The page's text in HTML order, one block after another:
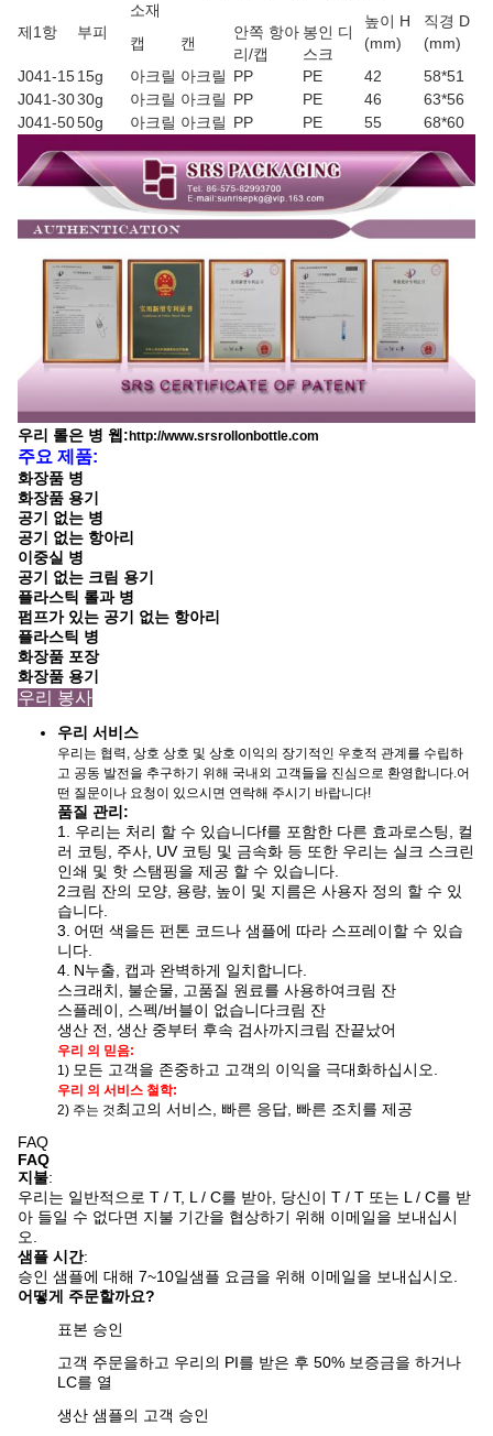
제1항 부피
소재
높이 H
(mm)
직경 D
(mm)
캡 캔
안쪽 항아
리/캡
봉인 디
스크
J041-1515g 아크릴 아크릴 PP PE 42
58*51
J041-3030g 아크릴 아크릴 PP PE 46
63*56
J041-5050g 아크릴 아크릴 PP PE 55 68*60
우리 롤은 병 웹: http://www.srsrollonbottle.com
주요 제품:
화장품 병
화장품 용기
공기 없는 병
공기 없는 항아리
이중실 병
공기 없는 크림 용기
플라스틱 롤과 병
펌프가 있는 공기 없는 항아리
플라스틱 병
화장품 포장
화장품 용기
우리 봉사
우리 서비스
우리는 협력, 상호 상호 및 상호 이익의 장기적인 우호적 관계를 수립하
고 공동 발전을 추구하기 위해 국내외 고객들을 진심으로 환영합니다.어
떤 질문이나 요청이 있으시면 연락해 주시기 바랍니다!
품질 관리:
1. 우리는 처리 할 수 있습니다f를 포함한 다른 효과로스팅, 컬
러 코팅, 주사, UV 코팅 및 금속화 등 또한 우리는 실크 스크린
인쇄 및 핫 스탬핑을 제공 할 수 있습니다.
2크림 잔의 모양, 용량, 높이 및 지름은 사용자 정의 할 수 있
습니다.
3. 어떤 색을든 펀톤 코드나 샘플에 따라 스프레이할 수 있습
니다.
4. N누출, 캡과 완벽하게 일치합니다.
스크래치, 불순물, 고품질 원료를 사용하여크림 잔
스플레이, 스펙/버블이 없습니다크림 잔
생산 전, 생산 중부터 후속 검사까지크림 잔끝났어
우리 의 믿음:
1) 모든 고객을 존중하고 고객의 이익을 극대화하십시오.
우리 의 서비스 철학:
2) 주는 것최고의 서비스, 빠른 응답, 빠른 조치를 제공
FAQ
FAQ
지불:
우리는 일반적으로 T / T, L / C를 받아, 당신이 T / T 또는 L / C를 받
아 들일 수 없다면 지불 기간을 협상하기 위해 이메일을 보내십시
오.
샘플 시간:
승인 샘플에 대해 7~10일샘플 요금을 위해 이메일을 보내십시오.
어떻게 주문할까요?
표본 승인
고객 주문을하고 우리의 PI를 받은 후 50% 보증금을 하거나
LC를 열
생산 샘플의 고객 승인